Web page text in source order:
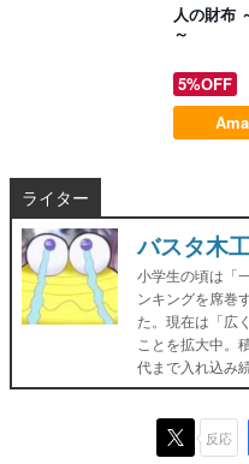
人の財布
～
5%OFF
ライター
バスタ木
小学生の頃は「
ンキングを席巻
た。現在は「広
ことを拡大中。
代まで入れ込み
反応